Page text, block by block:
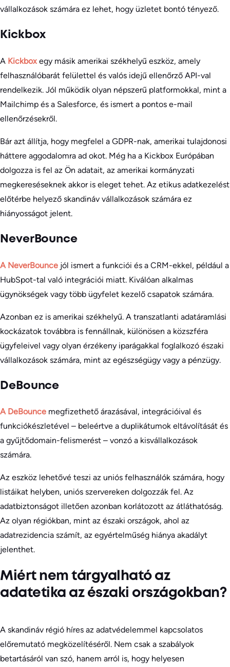
vállalkozások számára ez lehet, hogy üzletet bontó tényező.
Kickbox
A Kickbox egy másik amerikai székhelyű eszköz, amely
felhasználóbarát felülettel és valós idejű ellenőrző API-val
rendelkezik. Jól működik olyan népszerű platformokkal, mint a
Mailchimp és a Salesforce, és ismert a pontos e-mail
ellenőrzésekről.
Bár azt állítja, hogy megfelel a GDPR-nak, amerikai tulajdonosi
háttere aggodalomra ad okot. Még ha a Kickbox Európában
dolgozza is fel az Ön adatait, az amerikai kormányzati
megkereséseknek akkor is eleget tehet. Az etikus adatkezelést
előtérbe helyező skandináv vállalkozások számára ez
hiányosságot jelent.
NeverBounce
A NeverBounce jól ismert a funkciói és a CRM-ekkel, például a
HubSpot-tal való integrációi miatt. Kiválóan alkalmas
ügynökségek vagy több ügyfelet kezelő csapatok számára.
Azonban ez is amerikai székhelyű. A transzatlanti adatáramlási
kockázatok továbbra is fennállnak, különösen a közszféra
ügyfeleivel vagy olyan érzékeny iparágakkal foglalkozó északi
vállalkozások számára, mint az egészségügy vagy a pénzügy.
DeBounce
A DeBounce megfizethető árazásával, integrációival és
funkciókészletével – beleértve a duplikátumok eltávolítását és
a gyűjtődomain-felismerést – vonzó a kisvállalkozások
számára.
Az eszköz lehetővé teszi az uniós felhasználók számára, hogy
listáikat helyben, uniós szervereken dolgozzák fel. Az
adatbiztonságot illetően azonban korlátozott az átláthatóság.
Az olyan régiókban, mint az északi országok, ahol az
adatrezidencia számít, az egyértelműség hiánya akadályt
jelenthet.
Miért nem tárgyalható az
adatetika az északi országokban?
A skandináv régió híres az adatvédelemmel kapcsolatos
előremutató megközelítéséről. Nem csak a szabályok
betartásáról van szó, hanem arról is, hogy helyesen